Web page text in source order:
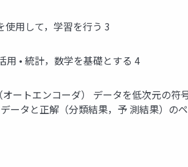
使用して，学習を行う 3
用 • 統計，数学を基礎とする 4
ートエンコーダ） データを低次元の
ータと正解（分類結果，予 測結果）の